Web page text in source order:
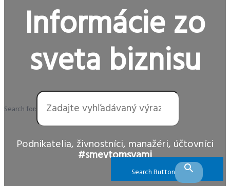
Informácie zo
sveta biznisu
Search for:
Search Button
Podnikatelia, živnostníci, manažéri, účtovníci
#smevtomsvami